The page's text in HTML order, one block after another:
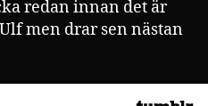
redan innan det är
men drar sen nästan